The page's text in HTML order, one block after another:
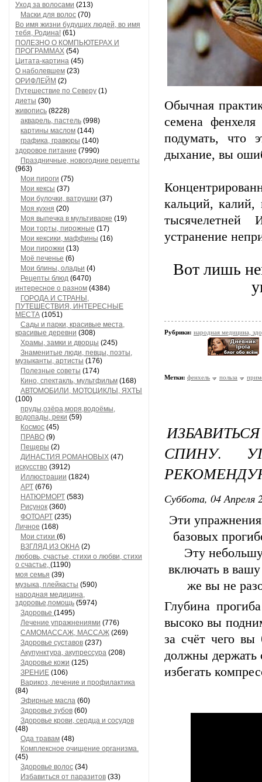
Уход за волосами (213)
Маски для волос (70)
Во имя жизни будущих людей, во имя
тебя, Родина! (61)
ПОЛЕЗНО О КОМПЬЮТЕРАХ И
ПРОГРАММАХ (54)
Цитата-картина (45)
О наболевшем (23)
ОРИФЛЕЙМ (2)
Путешествие по Северу (1)
диеты (30)
живопись (8228)
акварель, пастель (998)
картины маслом (144)
графика, гравюры (140)
здоровое питание (7990)
Праздничные, новогодние рецепты
(963)
Мои пироги (75)
Мои кексы (37)
Мои булочки, ватрушки (37)
Моя кухня (20)
Моя выпечка в мультиварке (19)
Мои торты, пирожные (17)
Мои кексики, маффины (16)
Мои пирожки (13)
Моё печенье (6)
Мои блины, оладьи (4)
Рецепты блюд (6470)
интересное о разном (4384)
ГОРОДА И СТРАНЫ,
ПУТЕШЕСТВИЯ, ИНТЕРЕСНЫЕ
МЕСТА (1051)
Сады и парки, красивые места,
красивые деревни (308)
Храмы, замки и дворцы (245)
Знаменитые люди, певцы, поэты,
музыканты, артисты (176)
Полезные советы (174)
Кино, спектакль, мультфильм (168)
АВТОМОБИЛИ, МОТОЦИКЛЫ, ЯХТЫ
(100)
пруды,озёра,моря,водоёмы,
водопады, реки (59)
Космос (45)
ПРАВО (9)
Пещеры (2)
ДИНАСТИЯ РОМАНОВЫХ (47)
искусство (3912)
Иллюстрации (1824)
АРТ (676)
НАТЮРМОРТ (583)
Рисунок (360)
ФОТОАРТ (235)
Личное (168)
Мои стихи (6)
ВЗГЛЯД ИЗ ОКНА (2)
любовь, счастье, стихи о любви, стихи
о счастье, (1190)
моя семья (39)
музыка, плейкасты (590)
народная медицина,
здоровье,помощь (5974)
Здоровье (1495)
Лечение упражнениями (776)
САМОМАССАЖ, МАССАЖ (269)
Здоровье суставов (237)
Акупунктура, акупрессура (208)
Здоровье кожи (125)
ЗРЕНИЕ (106)
Варикоз, лечение и профилактика
(84)
Эфирные масла (60)
Здоровье зубов (60)
Здоровье крови, сердца и сосудов
(48)
Ода травам (48)
Комплексное очищение организма.
(45)
Здоровье волос (34)
Избавиться от паразитов (33)
Обычная
семена
подумать, что
дыхание, вы
кальций,
устранение
Вот лишь
Рубрики: народная медицина,
Метки: фенхель польза
СПИНУ.
Суббота, 04 Апреля
Эти
базовых
Эту
включать в
же вы не
Глубина
высоко вы
за счёт чего вы
должны держать
избегать